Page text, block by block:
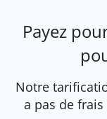
Payez
Notre
a pas de